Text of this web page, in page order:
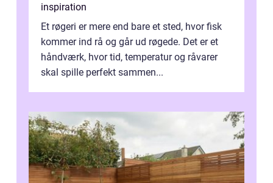
inspiration
Et røgeri er mere end bare et sted, hvor fisk
kommer ind rå og går ud røgede. Det er et
håndværk, hvor tid, temperatur og råvarer
skal spille perfekt sammen...